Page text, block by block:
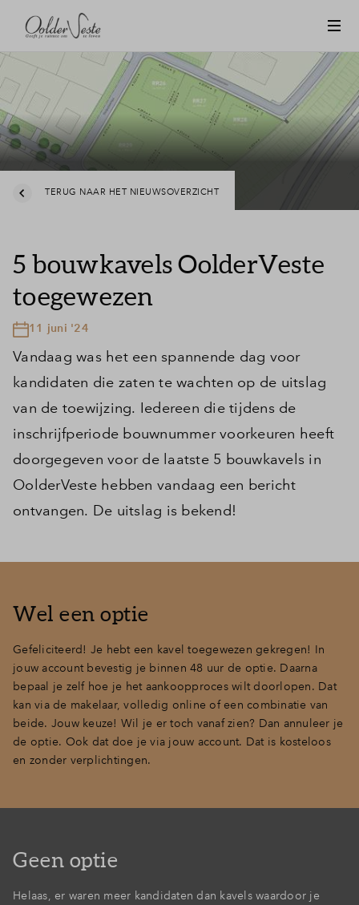
Inloggen
TERUG NAAR HET NIEUWSOVERZICHT
5 bouwkavels OolderVeste
toegewezen
11 juni '24
Vandaag was het een spannende dag voor
kandidaten die zaten te wachten op de uitslag
van de toewijzing. Iedereen die tijdens de
inschrijfperiode bouwnummer voorkeuren heeft
doorgegeven voor de laatste 5 bouwkavels in
OolderVeste hebben vandaag een bericht
ontvangen. De uitslag is bekend!
Wel een optie
Gefeliciteerd! Je hebt een kavel toegewezen gekregen! In
jouw account bevestig je binnen 48 uur de optie. Daarna
bepaal je zelf hoe je het aankoopproces wilt doorlopen. Dat
kan via de makelaar, volledig online of een combinatie van
beide. Jouw keuze! Wil je er toch vanaf zien? Dan annuleer je
de optie. Ook dat doe je via jouw account. Dat is kosteloos
en zonder verplichtingen.
Geen optie
Helaas, er waren meer kandidaten dan kavels waardoor je